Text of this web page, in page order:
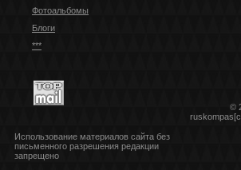
Фотоальбомы
Блоги
***
©
Использование материалов сайта без
письменного разрешения редакции
запрещено